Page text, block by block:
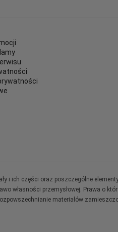
i ich części oraz poszczególne
własności przemysłowej. Prawa o
materiałów